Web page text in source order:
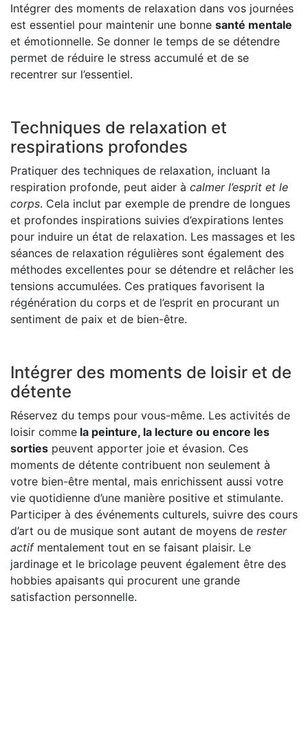
Intégrer des moments de relaxation dans vos journées
est essentiel pour maintenir une bonne santé mentale
et émotionnelle. Se donner le temps de se détendre
permet de réduire le stress accumulé et de se
recentrer sur l’essentiel.
Techniques de relaxation et
respirations profondes
Pratiquer des techniques de relaxation, incluant la
respiration profonde, peut aider à calmer l’esprit et le
corps. Cela inclut par exemple de prendre de longues
et profondes inspirations suivies d’expirations lentes
pour induire un état de relaxation. Les massages et les
séances de relaxation régulières sont également des
méthodes excellentes pour se détendre et relâcher les
tensions accumulées. Ces pratiques favorisent la
régénération du corps et de l’esprit en procurant un
sentiment de paix et de bien-être.
Intégrer des moments de loisir et de
détente
Réservez du temps pour vous-même. Les activités de
loisir comme la peinture, la lecture ou encore les
sorties peuvent apporter joie et évasion. Ces
moments de détente contribuent non seulement à
votre bien-être mental, mais enrichissent aussi votre
vie quotidienne d’une manière positive et stimulante.
Participer à des événements culturels, suivre des cours
d’art ou de musique sont autant de moyens de rester
actif mentalement tout en se faisant plaisir. Le
jardinage et le bricolage peuvent également être des
hobbies apaisants qui procurent une grande
satisfaction personnelle.